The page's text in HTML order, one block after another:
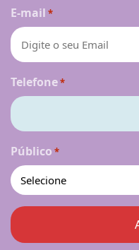
E-mail *
Telefone*
Público *